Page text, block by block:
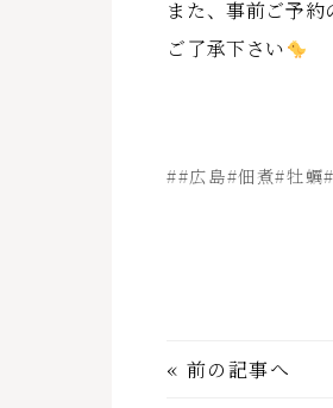
また、事前ご予
ご了承下さい
##広島#佃煮#牡蠣
« 前の記事へ